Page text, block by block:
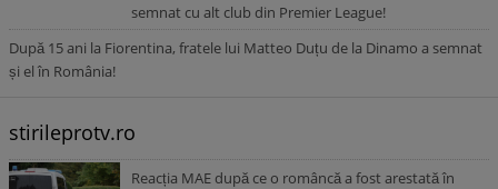
semnat cu alt club din Premier League!
După 15 ani la Fiorentina, fratele lui Matteo Duțu de la Dinamo a semnat
și el în România!
stirileprotv.ro
Reacția MAE după ce o româncă a fost arestată în